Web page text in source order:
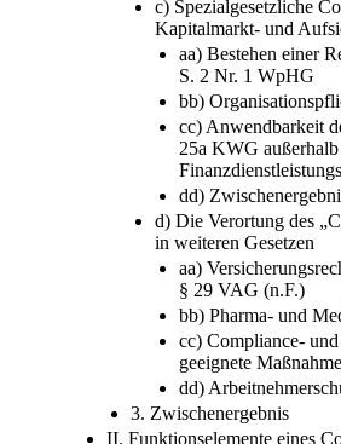
c) Spezialgesetzliche
Kapitalmarkt- und
aa) Bestehen einer
S. 2 Nr. 1 WpHG
bb)
cc) Anwendbarkeit
25a KWG
dd)
d) Die Verortung des
in weiteren Gesetzen
aa)
§ 29 VAG (n.F.)
bb) Pharma- und
cc) Compliance-
geeignete
dd)
3. Zwischenergebnis
II. Funktionselemente eines